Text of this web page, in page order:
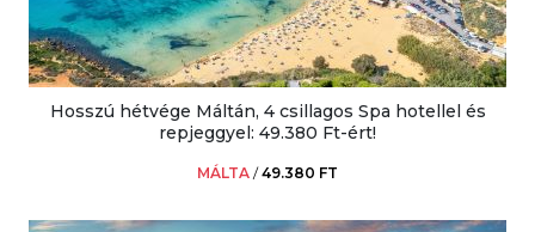
Hosszú hétvége Máltán, 4 csillagos Spa hotellel és
repjeggyel: 49.380 Ft-ért!
MÁLTA /49.380 FT